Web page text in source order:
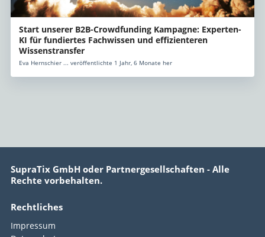
Start unserer B2B-Crowdfunding Kampagne: Experten-
KI für fundiertes Fachwissen und effizienteren
Wissenstransfer
Eva Hernschier ... veröffentlichte 1 Jahr, 6 Monate her
SupraTix GmbH oder Partnergesellschaften - Alle
Rechte vorbehalten.
Rechtliches
Impressum